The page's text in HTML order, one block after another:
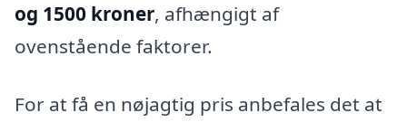
og 1500 kroner, afhængigt af
ovenstående faktorer.
For at få en nøjagtig pris anbefales det at